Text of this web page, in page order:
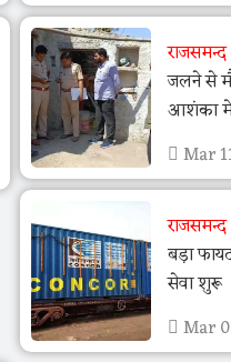
राजसमन्द
जलने से
आशंका में
Mar
राजसमन्द
बड़ा
सेवा शुरू
Mar